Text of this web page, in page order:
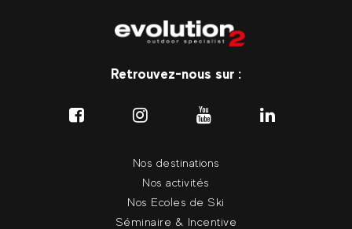
Retrouvez-nous sur :
Nos destinations
Nos activités
Nos Ecoles de Ski
Séminaire & Incentive